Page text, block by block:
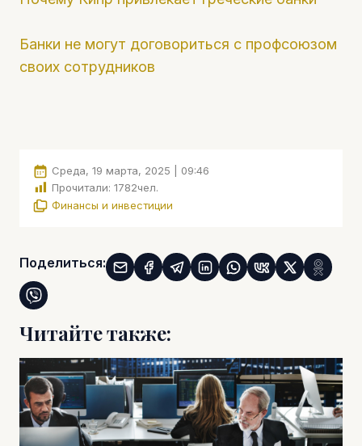
Банки не могут договориться с профсоюзом
своих сотрудников
Среда, 19 марта, 2025 | 09:46
Прочитали: 1782чел.
Финансы и инвестиции
Поделиться:
Читайте также: